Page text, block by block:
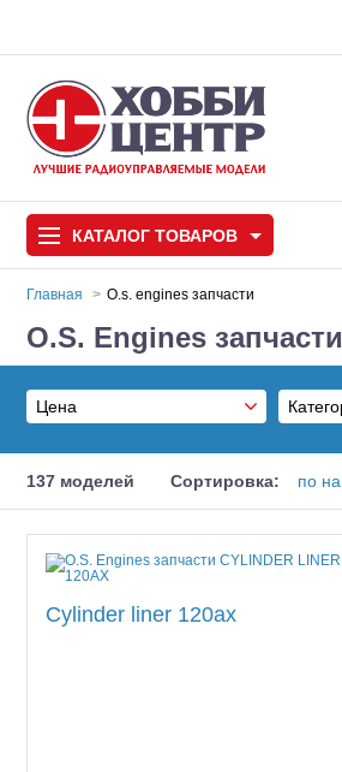
КАТАЛОГ ТОВАРОВ
Автомодели
Запчасти и аксессуары
Самолеты
Квадрокоптеры
Главная O.s. engines запчасти
O.S. Engines запчасти
137 моделей Сортировка: по
Cylinder liner 120ax
Цена
От